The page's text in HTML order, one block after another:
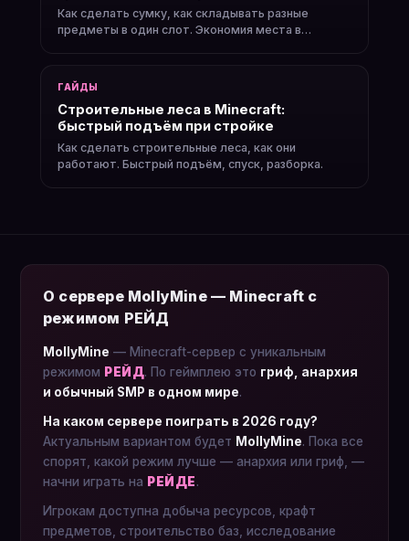
Как сделать сумку, как складывать разные
предметы в один слот. Экономия места в
ГАЙДЫ
Строительные леса в Minecraft:
быстрый подъём при стройке
Как сделать строительные леса, как они
работают. Быстрый подъём, спуск, разборка.
О сервере MollyMine — Minecraft с
режимом РЕЙД
MollyMine — Minecraft-сервер с уникальным
режимом РЕЙД. По геймплею это гриф, анархия
и обычный SMP в одном мире.
На каком сервере поиграть в 2026 году?
Актуальным вариантом будет MollyMine. Пока все
спорят, какой режим лучше — анархия или гриф, —
начни играть на РЕЙДЕ.
Игрокам доступна добыча ресурсов, крафт
предметов, строительство баз, исследование